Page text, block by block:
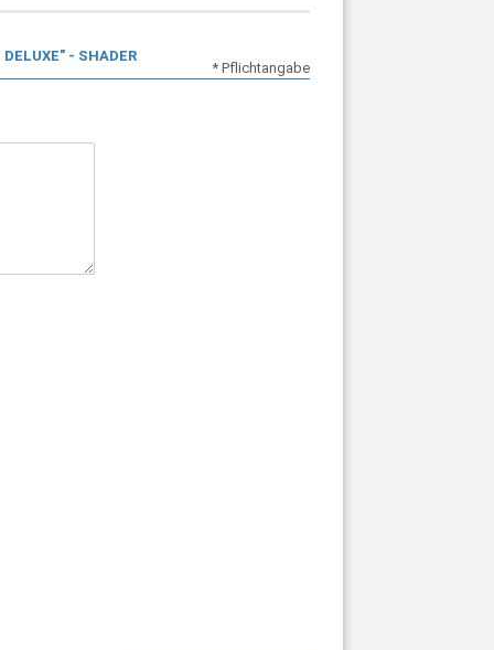
- SHADER
* Pflichtangabe